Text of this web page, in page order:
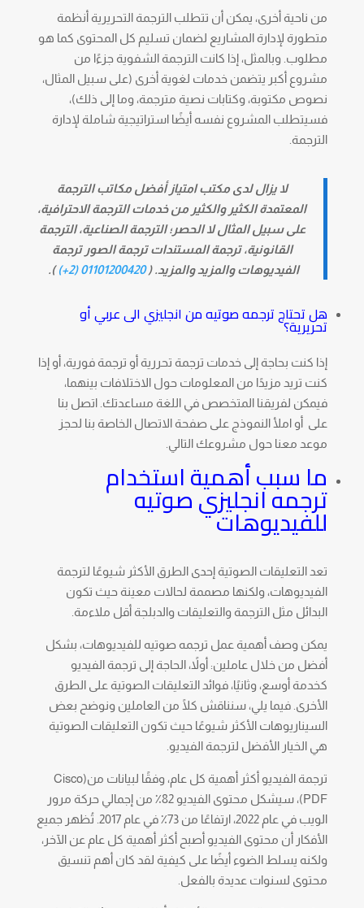
من ناحية أخرى، يمكن أن تتطلب الترجمة التحريرية أنظمة
متطورة لإدارة المشاريع لضمان تسليم كل المحتوى كما هو
مطلوب. وبالمثل، إذا كانت الترجمة الشفوية جزءًا من
مشروع أكبر يتضمن خدمات لغوية أخرى (على سبيل المثال،
نصوص مكتوبة، وكتابات نصية مترجمة، وما إلى ذلك)،
فسيتطلب المشروع نفسه أيضًا استراتيجية شاملة لإدارة
الترجمة.
لا يزال لدى مكتب امتياز أفضل مكاتب الترجمة
المعتمدة الكثير والكثير من خدمات الترجمة الاحترافية،
على سبيل المثال لا الحصر؛ الترجمة الصناعية، الترجمة
القانونية، ترجمة المستندات ترجمة الصور ترجمة
الفيديوهات والمزيد والمزيد. (01101200420 (2+)
).
هل تحتاج ترجمه صوتيه من انجليزي الى عربي أو
تحريرية؟
إذا كنت بحاجة إلى خدمات ترجمة تحررية أو ترجمة فورية، أو إذا
كنت تريد مزيدًا من المعلومات حول الاختلافات بينهما،
فيمكن لفريقنا المتخصص في اللغة مساعدتك. اتصل بنا
على أو املأ النموذج على صفحة الاتصال الخاصة بنا لحجز
موعد معنا حول مشروعك التالي.
ما سبب أهمية استخدام
ترجمه انجليزي صوتيه
للفيديوهات
تعد التعليقات الصوتية إحدى الطرق الأكثر شيوعًا لترجمة
الفيديوهات، ولكنها مصممة لحالات معينة حيث تكون
البدائل مثل الترجمة والتعليقات والدبلجة أقل ملاءمة.
يمكن وصف أهمية عمل ترجمه صوتيه للفيديوهات، بشكل
أفضل من خلال عاملين: أولاً، الحاجة إلى ترجمة الفيديو
كخدمة أوسع، وثانيًا، فوائد التعليقات الصوتية على الطرق
الأخرى. فيما يلي، سنناقش كلًا من العاملين ونوضح بعض
السيناريوهات الأكثر شيوعًا حيث تكون التعليقات الصوتية
هي الخيار الأفضل لترجمة الفيديو.
ترجمة الفيديو أكثر أهمية كل عام، وفقًا لبيانات من(Cisco
PDF)، سيشكل محتوى الفيديو 82٪ من إجمالي حركة مرور
الويب في عام 2022، ارتفاعًا من 73٪ في عام 2017. تُظهر جميع
الأفكار أن محتوى الفيديو أصبح أكثر أهمية كل عام عن الآخر،
ولكنه يسلط الضوء أيضًا على كيفية لقد كان أهم تنسيق
محتوى لسنوات عديدة بالفعل.